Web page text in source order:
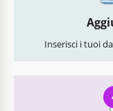
Inserisci i tuoi